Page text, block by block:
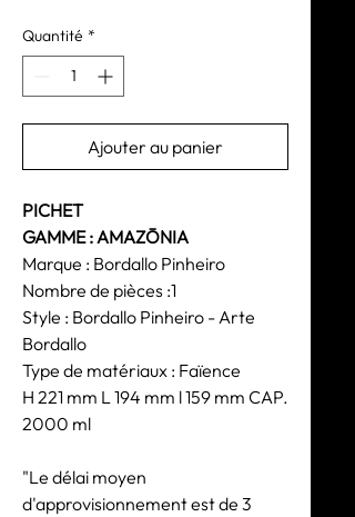
Quantité *
Ajouter au panier
PICHET
GAMME : AMAZŌNIA
Marque : Bordallo Pinheiro
Nombre de pièces :1
Style : Bordallo Pinheiro - Arte
Bordallo
Type de matériaux : Faïence
H 221 mm L 194 mm l 159 mm CAP.
2000 ml
"Le délai moyen
d'approvisionnement est de 3